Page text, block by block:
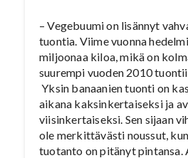
– Vegebuumi on lisännyt
tuontia. Viime vuonna
miljoonaa kiloa, mikä on
suurempi vuoden 2010
Yksin banaanien tuonti on
aikana kaksinkertaiseksi ja
viisinkertaiseksi. Sen sijaan
ole merkittävästi noussut,
tuotanto on pitänyt pintansa.